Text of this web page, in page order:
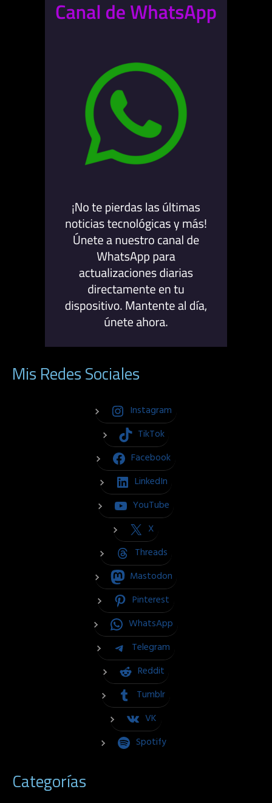
Mis Redes Sociales
Instagram
TikTok
Facebook
LinkedIn
YouTube
X
Threads
Mastodon
Pinterest
WhatsApp
Telegram
Reddit
Tumblr
VK
Spotify
Categorías